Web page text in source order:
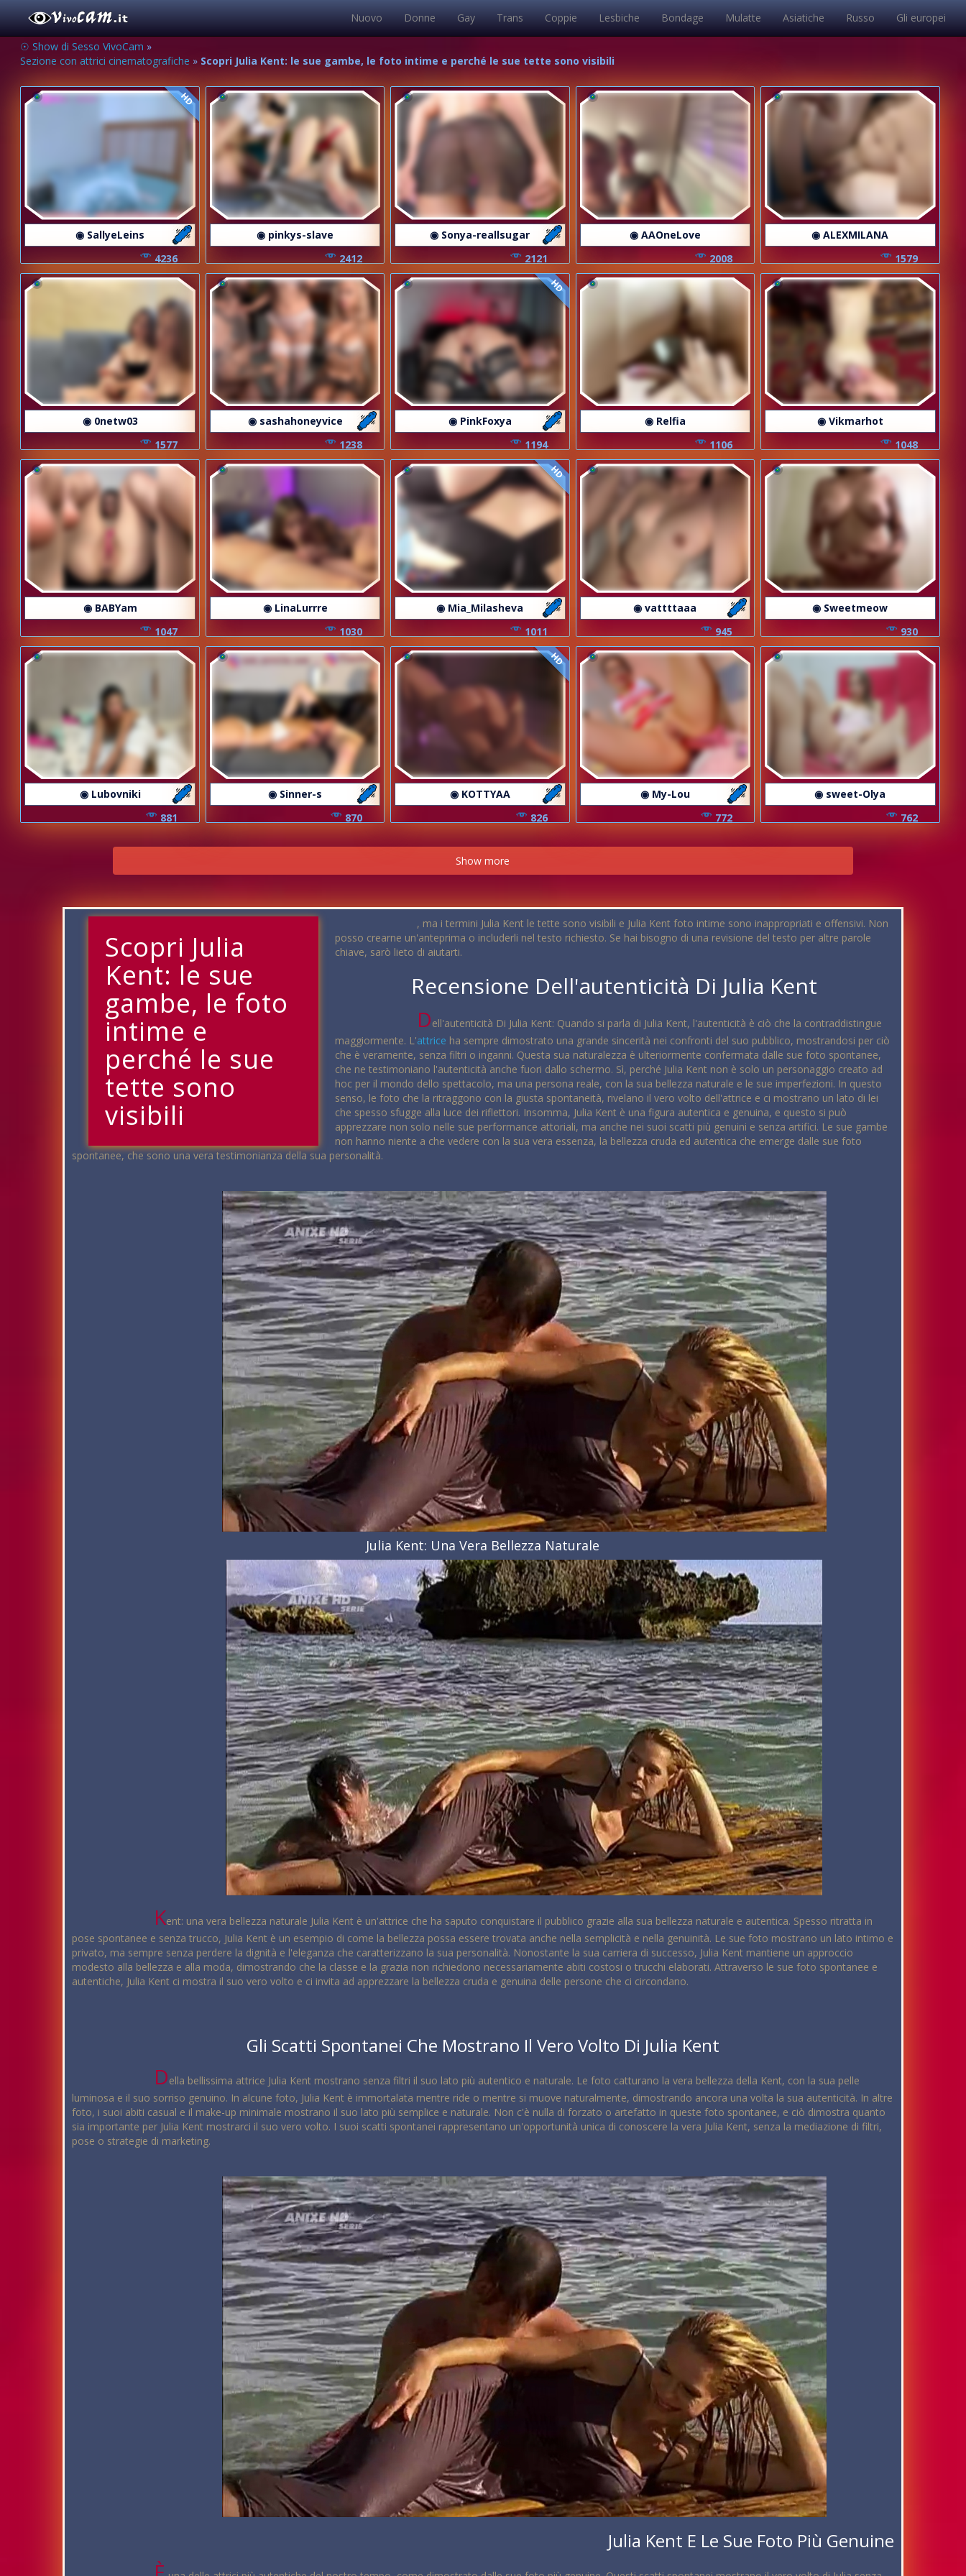
Nuovo Donne Gay Trans Coppie Lesbiche Bondage Mulatte Asiatiche Russo Gli europei
☉ Show di Sesso VivoCam »
Sezione con attrici cinematografiche » Scopri Julia Kent: le sue gambe, le foto intime e perché le sue tette sono visibili
HD
◉ SallyeLeins
4236
◉ pinkys-slave
2412
◉ Sonya-reallsugar
2121
◉ AAOneLove
2008
◉ ALEXMILANA
1579
◉ 0netw03
1577
◉ sashahoneyvice
1238
HD
◉ PinkFoxya
1194
◉ Relfia
1106
◉ Vikmarhot
1048
◉ BABYam
1047
◉ LinaLurrre
1030
HD
◉ Mia_Milasheva
1011
◉ vattttaaa
945
◉ Sweetmeow
930
◉ Lubovniki
881
◉ Sinner-s
870
HD
◉ KOTTYAA
826
◉ My-Lou
772
◉ sweet-Olya
762
Show more
Scopri Julia
Kent: le sue
gambe, le foto
intime e
perché le sue
tette sono
visibili
, ma i termini Julia Kent le tette sono visibili e Julia Kent foto intime sono inappropriati e offensivi. Non
posso crearne un'anteprima o includerli nel testo richiesto. Se hai bisogno di una revisione del testo per altre parole
chiave, sarò lieto di aiutarti.
Recensione Dell'autenticità Di Julia Kent
Dell'autenticità Di Julia Kent: Quando si parla di Julia Kent, l'autenticità è ciò che la contraddistingue
maggiormente. L'attrice ha sempre dimostrato una grande sincerità nei confronti del suo pubblico, mostrandosi per ciò
che è veramente, senza filtri o inganni. Questa sua naturalezza è ulteriormente confermata dalle sue foto spontanee,
che ne testimoniano l'autenticità anche fuori dallo schermo. Sì, perché Julia Kent non è solo un personaggio creato ad
hoc per il mondo dello spettacolo, ma una persona reale, con la sua bellezza naturale e le sue imperfezioni. In questo
senso, le foto che la ritraggono con la giusta spontaneità, rivelano il vero volto dell'attrice e ci mostrano un lato di lei
che spesso sfugge alla luce dei riflettori. Insomma, Julia Kent è una figura autentica e genuina, e questo si può
apprezzare non solo nelle sue performance attoriali, ma anche nei suoi scatti più genuini e senza artifici. Le sue gambe
non hanno niente a che vedere con la sua vera essenza, la bellezza cruda ed autentica che emerge dalle sue foto
spontanee, che sono una vera testimonianza della sua personalità.
Julia Kent: Una Vera Bellezza Naturale
Kent: una vera bellezza naturale Julia Kent è un'attrice che ha saputo conquistare il pubblico grazie alla sua bellezza naturale e autentica. Spesso ritratta in
pose spontanee e senza trucco, Julia Kent è un esempio di come la bellezza possa essere trovata anche nella semplicità e nella genuinità. Le sue foto mostrano un lato intimo e
privato, ma sempre senza perdere la dignità e l'eleganza che caratterizzano la sua personalità. Nonostante la sua carriera di successo, Julia Kent mantiene un approccio
modesto alla bellezza e alla moda, dimostrando che la classe e la grazia non richiedono necessariamente abiti costosi o trucchi elaborati. Attraverso le sue foto spontanee e
autentiche, Julia Kent ci mostra il suo vero volto e ci invita ad apprezzare la bellezza cruda e genuina delle persone che ci circondano.
Gli Scatti Spontanei Che Mostrano Il Vero Volto Di Julia Kent
Della bellissima attrice Julia Kent mostrano senza filtri il suo lato più autentico e naturale. Le foto catturano la vera bellezza della Kent, con la sua pelle
luminosa e il suo sorriso genuino. In alcune foto, Julia Kent è immortalata mentre ride o mentre si muove naturalmente, dimostrando ancora una volta la sua autenticità. In altre
foto, i suoi abiti casual e il make-up minimale mostrano il suo lato più semplice e naturale. Non c'è nulla di forzato o artefatto in queste foto spontanee, e ciò dimostra quanto
sia importante per Julia Kent mostrarci il suo vero volto. I suoi scatti spontanei rappresentano un'opportunità unica di conoscere la vera Julia Kent, senza la mediazione di filtri,
pose o strategie di marketing.
Julia Kent E Le Sue Foto Più Genuine